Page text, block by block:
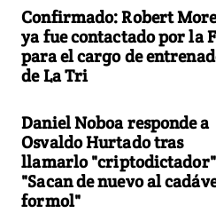
Confirmado: Robert
ya fue contactado por la
para el cargo de
de La Tri
Daniel Noboa responde a
Osvaldo Hurtado tras
llamarlo
"Sacan de nuevo al
formol"